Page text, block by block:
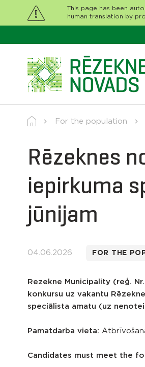
This page has been
human translation by
For the population
Rēzeknes
iepirkuma
jūnijam
04.06.2026 FOR THE
Rezekne Municipality (reģ.
konkursu uz vakantu
speciālista amatu (uz
Pamatdarba vieta:
Candidates must meet the